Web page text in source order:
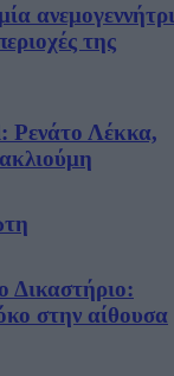
της
Ρενάτο Λέκκα,
Δικαστήριο:
στην αίθουσα